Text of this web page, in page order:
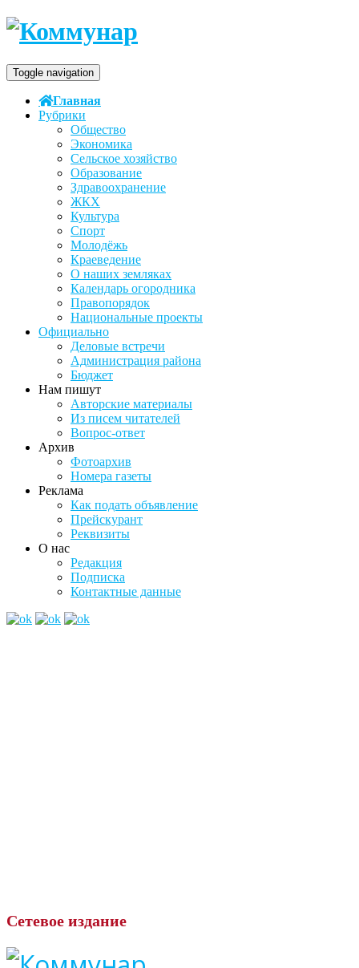
Toggle navigation
Главная
Рубрики
Общество
Экономика
Сельское хозяйство
Образование
Здравоохранение
ЖКХ
Культура
Спорт
Молодёжь
Краеведение
О наших земляках
Календарь огородника
Правопорядок
Национальные проекты
Официально
Деловые встречи
Администрация района
Бюджет
Нам пишут
Авторские материалы
Из писем читателей
Вопрос-ответ
Архив
Фотоархив
Номера газеты
Реклама
Как подать объявление
Прейскурант
Реквизиты
О нас
Редакция
Подписка
Контактные данные
Сетевое издание